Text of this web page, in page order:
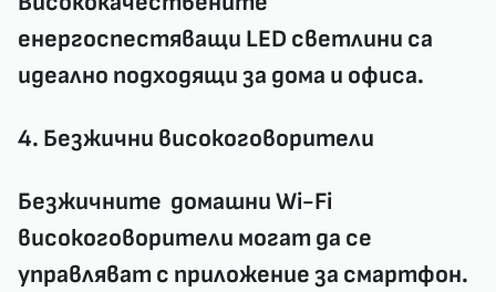
енергоспестяващи LED светлини са
идеално подходящи за дома и офиса.
4. Безжични високоговорители
Безжичните домашниWi-Fi
високоговорители могат да се
управляват с приложение за смартфон.